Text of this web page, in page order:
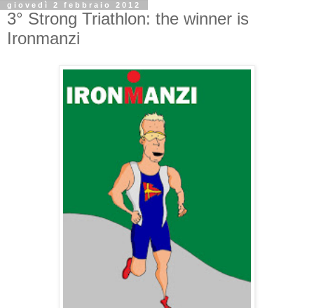
giovedì 2 febbraio 2012
3° Strong Triathlon: the winner is
Ironmanzi